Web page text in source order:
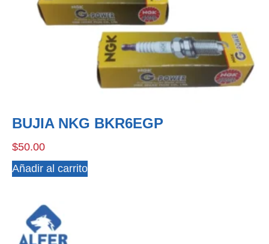
BUJIA NKG BKR6EGP
$50.00
Añadir al carrito